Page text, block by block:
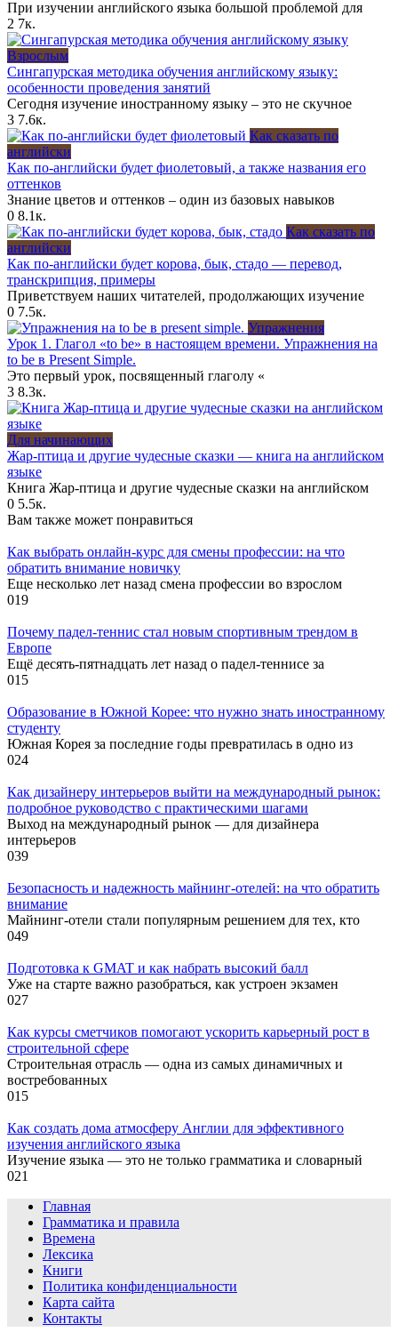
При изучении английского языка большой проблемой для
2 7к.
Взрослым
Сингапурская методика обучения английскому языку:
особенности проведения занятий
Сегодня изучение иностранному языку – это не скучное
3 7.6к.
Как сказать по
английски
Как по-английски будет фиолетовый, а также названия его
оттенков
Знание цветов и оттенков – один из базовых навыков
0 8.1к.
Как сказать по
английски
Как по-английски будет корова, бык, стадо — перевод,
транскрипция, примеры
Приветствуем наших читателей, продолжающих изучение
0 7.5к.
Упражнения
Урок 1. Глагол «to be» в настоящем времени. Упражнения на
to be в Present Simple.
Это первый урок, посвященный глаголу «
3 8.3к.
Для начинающих
Жар-птица и другие чудесные сказки — книга на английском
языке
Книга Жар-птица и другие чудесные сказки на английском
0 5.5к.
Вам также может понравиться
Как выбрать онлайн-курс для смены профессии: на что
обратить внимание новичку
Еще несколько лет назад смена профессии во взрослом
019
Почему падел-теннис стал новым спортивным трендом в
Европе
Ещё десять-пятнадцать лет назад о падел-теннисе за
015
Образование в Южной Корее: что нужно знать иностранному
студенту
Южная Корея за последние годы превратилась в одно из
024
Как дизайнеру интерьеров выйти на международный рынок:
подробное руководство с практическими шагами
Выход на международный рынок — для дизайнера
интерьеров
039
Безопасность и надежность майнинг-отелей: на что обратить
внимание
Майнинг-отели стали популярным решением для тех, кто
049
Подготовка к GMAT и как набрать высокий балл
Уже на старте важно разобраться, как устроен экзамен
027
Как курсы сметчиков помогают ускорить карьерный рост в
строительной сфере
Строительная отрасль — одна из самых динамичных и
востребованных
015
Как создать дома атмосферу Англии для эффективного
изучения английского языка
Изучение языка — это не только грамматика и словарный
021
Главная
Грамматика и правила
Времена
Лексика
Книги
Политика конфиденциальности
Карта сайта
Контакты